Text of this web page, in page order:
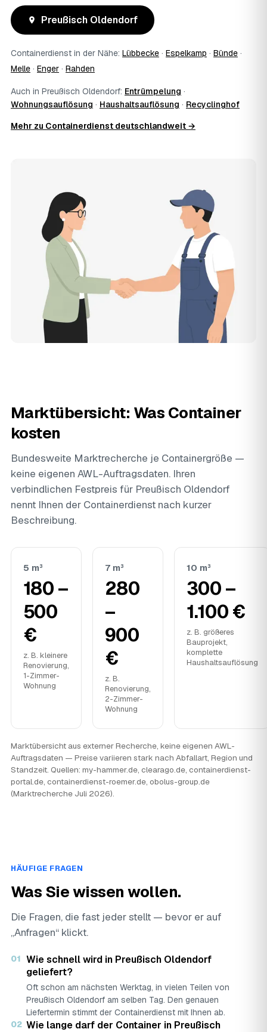
Preußisch Oldendorf
Containerdienst in der Nähe: Lübbecke · Espelkamp · Bünde ·
Melle · Enger · Rahden
Auch in Preußisch Oldendorf: Entrümpelung ·
Wohnungsauflösung · Haushaltsauflösung · Recyclinghof
Mehr zu Containerdienst deutschlandweit →
Marktübersicht: Was Container
kosten
Bundesweite Marktrecherche je Containergröße —
keine eigenen AWL-Auftragsdaten. Ihren
verbindlichen Festpreis für Preußisch Oldendorf
nennt Ihnen der Containerdienst nach kurzer
Beschreibung.
5 m³
180 –
500
€
z. B. kleinere
Renovierung,
1-Zimmer-
Wohnung
7 m³
280
–
900
€
z. B.
Renovierung,
2-Zimmer-
Wohnung
10 m³
300 –
1.100 €
z. B. größeres
Bauprojekt,
komplette
Haushaltsauflösung
Marktübersicht aus externer Recherche, keine eigenen AWL-
Auftragsdaten — Preise variieren stark nach Abfallart, Region und
Standzeit. Quellen: my-hammer.de, clearago.de, containerdienst-
portal.de, containerdienst-roemer.de, obolus-group.de
(Marktrecherche Juli 2026).
HÄUFIGE FRAGEN
Was Sie wissen wollen.
Die Fragen, die fast jeder stellt — bevor er auf
„Anfragen“ klickt.
01 Wie schnell wird in Preußisch Oldendorf
geliefert?
Oft schon am nächsten Werktag, in vielen Teilen von
Preußisch Oldendorf am selben Tag. Den genauen
Liefertermin stimmt der Containerdienst mit Ihnen ab.
02 Wie lange darf der Container in Preußisch